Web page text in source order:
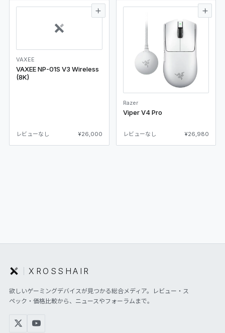
VAXEE
VAXEE NP-01S V3 Wireless
(8K)
レビューなし ¥26,000
Razer
Viper V4 Pro
レビューなし ¥26,980
XROSSHAIR
欲しいゲーミングデバイスが見つかる総合メディア。レビュー・ス
ペック・価格比較から、ニュースやフォーラムまで。